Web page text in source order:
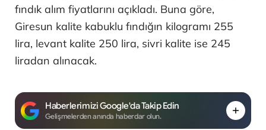
fındık alım fiyatlarını açıkladı. Buna göre,
Giresun kalite kabuklu fındığın kilogramı 255
lira, levant kalite 250 lira, sivri kalite ise 245
liradan alınacak.
Haberlerimizi Google'da Takip Edin
Gelişmelerden anında haberdar olun.